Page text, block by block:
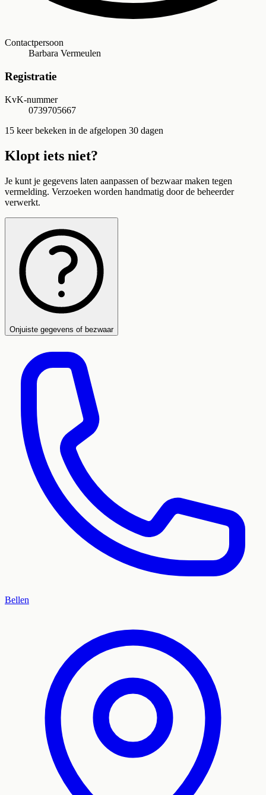
Contactpersoon
Barbara Vermeulen
Registratie
KvK-nummer
0739705667
15 keer bekeken in de afgelopen 30 dagen
Klopt iets niet?
Je kunt je gegevens laten aanpassen of bezwaar maken tegen
vermelding. Verzoeken worden handmatig door de beheerder
verwerkt.
Onjuiste gegevens of bezwaar
Bellen